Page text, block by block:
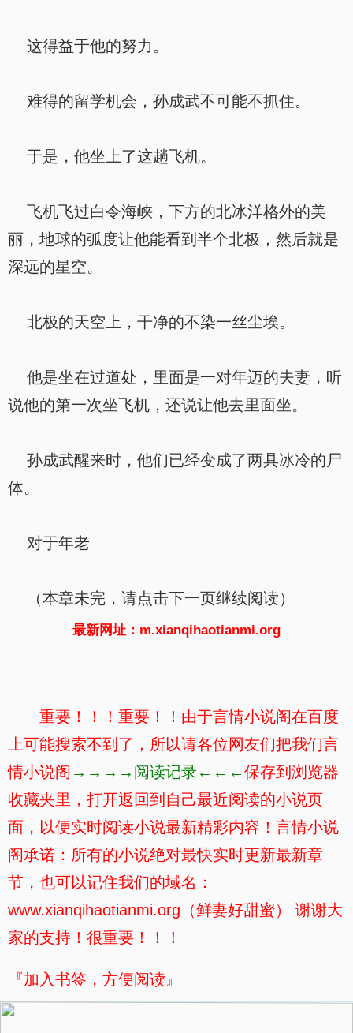
这得益于他的努力。
难得的留学机会，孙成武不可能不抓住。
于是，他坐上了这趟飞机。
飞机飞过白令海峡，下方的北冰洋格外的美
丽，地球的弧度让他能看到半个北极，然后就是
深远的星空。
北极的天空上，干净的不染一丝尘埃。
他是坐在过道处，里面是一对年迈的夫妻，听
说他的第一次坐飞机，还说让他去里面坐。
孙成武醒来时，他们已经变成了两具冰冷的尸
体。
对于年老
（本章未完，请点击下一页继续阅读）
最新网址：m.xianqihaotianmi.org
重要！！！重要！！由于言情小说阁在百度
上可能搜索不到了，所以请各位网友们把我们言
情小说阁 →→→→阅读记录←←←保存到浏览器
收藏夹里，打开返回到自己最近阅读的小说页
面，以便实时阅读小说最新精彩内容！言情小说
阁承诺：所有的小说绝对最快实时更新最新章
节，也可以记住我们的域名：
www.xianqihaotianmi.org（鲜妻好甜蜜） 谢谢大
家的支持！很重要！！！
『加入书签，方便阅读』